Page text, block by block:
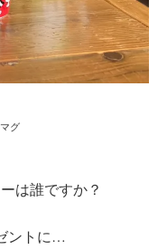
グ
は誰ですか？
ントに…